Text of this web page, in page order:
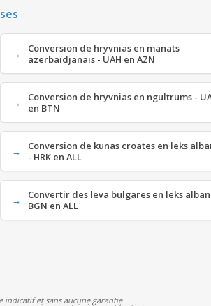
Conversion de hryvnias en manats
azerbaïdjanais - UAH en AZN
Conversion de hryvnias en ngultrums -
en BTN
Conversion de kunas croates en leks
- HRK en ALL
Convertir des leva bulgares en leks
BGN en ALL
indicatif et sans aucune garantie